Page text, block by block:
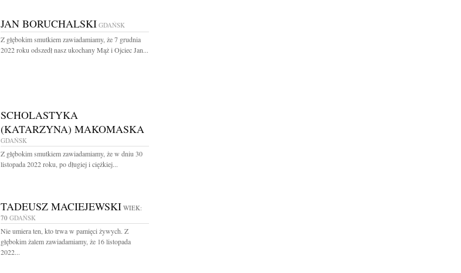
JAN BORUCHALSKI GDAŃSK
Z głębokim smutkiem zawiadamiamy, że 7 grudnia
2022 roku odszedł nasz ukochany Mąż i Ojciec Jan...
SCHOLASTYKA
(KATARZYNA) MAKOMASKA
GDAŃSK
Z głębokim smutkiem zawiadamiamy, że w dniu 30
listopada 2022 roku, po długiej i ciężkiej...
TADEUSZ MACIEJEWSKI WIEK:
70 GDAŃSK
Nie umiera ten, kto trwa w pamięci żywych. Z
głębokim żalem zawiadamiamy, że 16 listopada
2022...